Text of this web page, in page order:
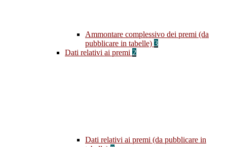
Ammontare complessivo dei premi (da
pubblicare in tabelle) 3
Dati relativi ai premi 2
Dati relativi ai premi (da pubblicare in